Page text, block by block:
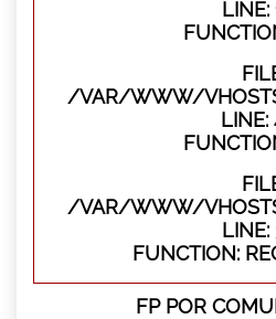
LINE:
/VAR/WWW/
LINE:
/VAR/WWW/
LINE:
FUNCTION:
FP POR